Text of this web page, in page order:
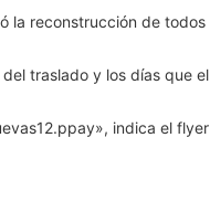
la reconstrucción de
traslado y los días que
indica el